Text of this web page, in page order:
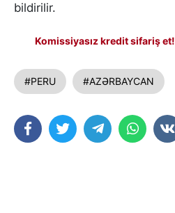
bildirilir.
Komissiyasız kredit sifariş et!
#PERU #AZƏRBAYCAN